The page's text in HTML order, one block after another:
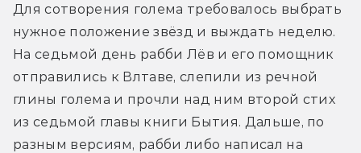
Для сотворения голема требовалось выбрать
нужное положение звёзд и выждать неделю.
На седьмой день рабби Лёв и его помощник
отправились к Влтаве, слепили из речной
глины голема и прочли над ним второй стих
из седьмой главы книги Бытия. Дальше, по
разным версиям, рабби либо написал на